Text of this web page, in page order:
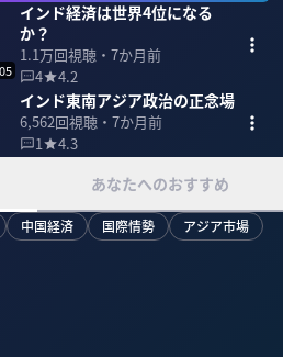
インド経済は世界4位になる
か？
1.1万回視聴・ 7か月前
4
4.2
インド東南アジア政治の正念場
6,562回視聴・ 7か月前
1
4.3
あなたへのおすすめ
中国経済 国際情勢 アジア市場